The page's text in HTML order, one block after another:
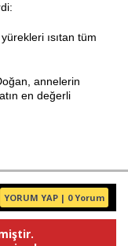
ısıtan tüm
annelerin
en değerli
YORUM YAP | 0 Yorum